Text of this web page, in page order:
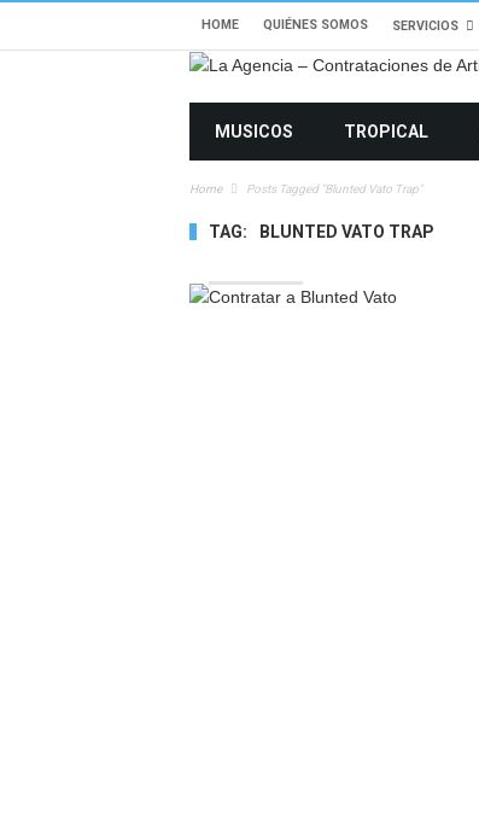
HOME QUIÉNES SOMOS SERVICIOS
MUSICOS TROPICAL
Home Posts Tagged "Blunted Vato Trap"
TAG: BLUNTED VATO TRAP